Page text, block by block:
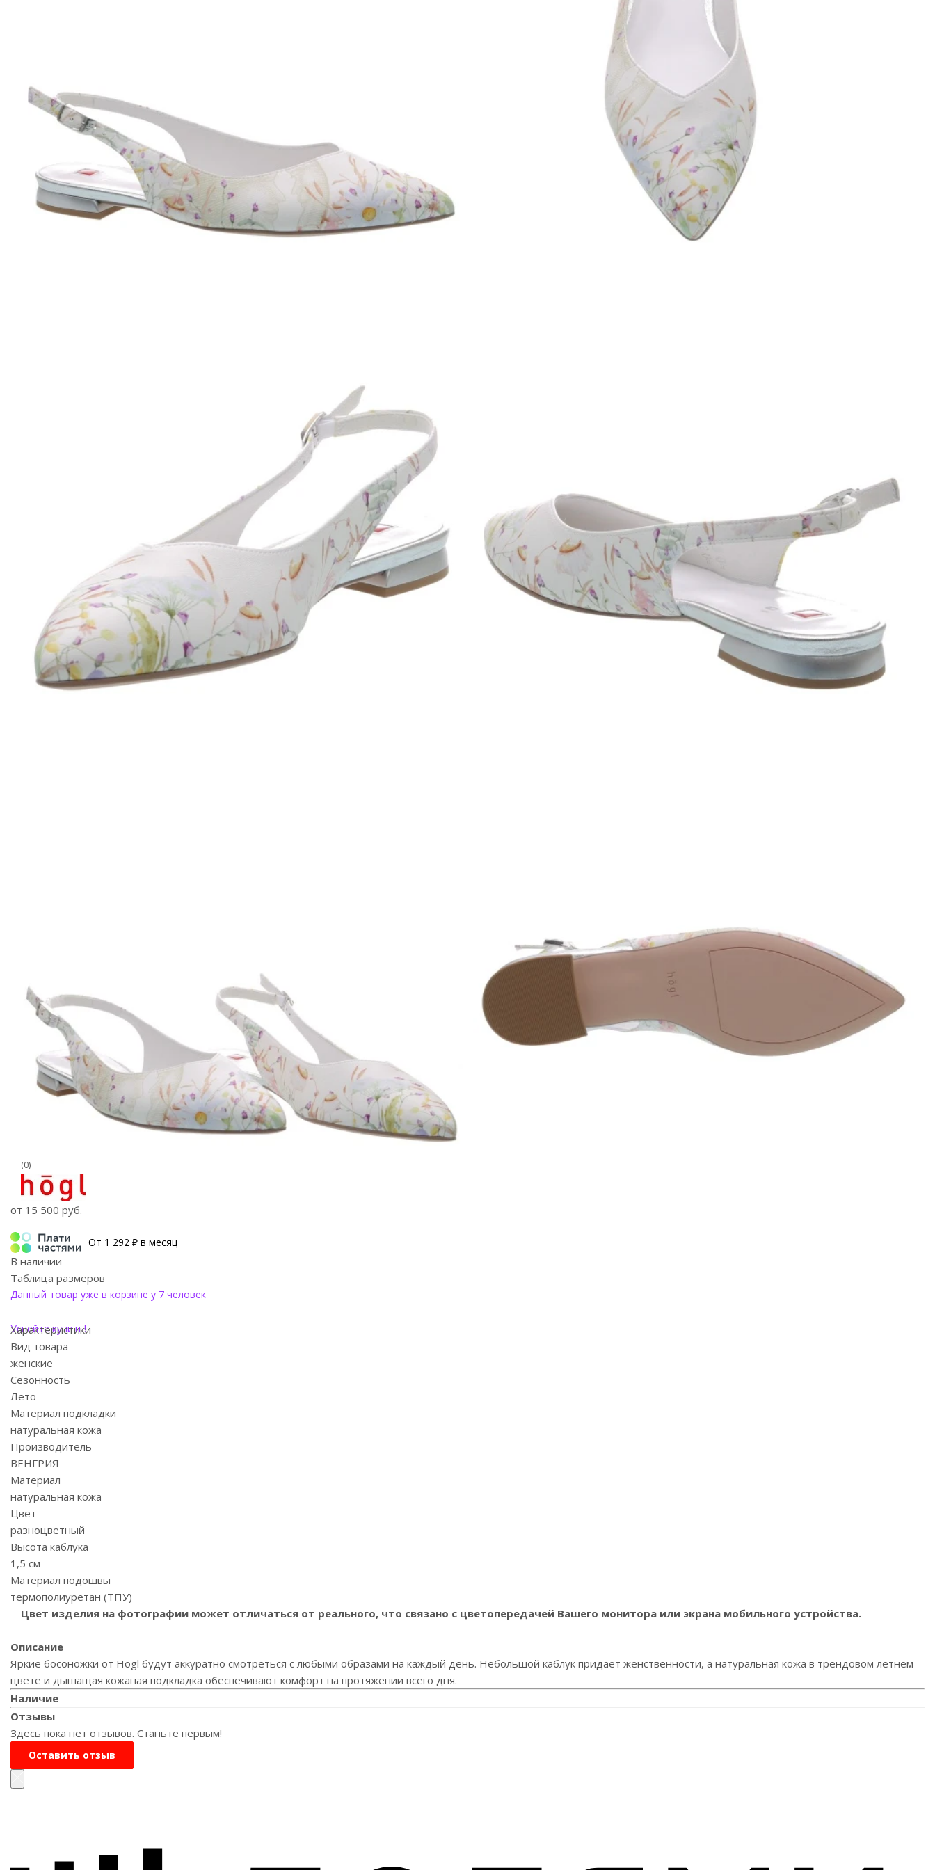
(0)
от 15 500 руб.
От 1 292 ₽ в месяц
В наличии
Таблица размеров
Данный товар уже в корзине у 7 человек
Успейте купить!
Характеристики
Вид товара
женские
Сезонность
Лето
Материал подкладки
натуральная кожа
Производитель
ВЕНГРИЯ
Материал
натуральная кожа
Цвет
разноцветный
Высота каблука
1,5 см
Материал подошвы
термополиуретан (ТПУ)
Цвет изделия на фотографии может отличаться от реального, что связано с цветопередачей Вашего монитора или экрана мобильного устройства.
Описание
Яркие босоножки от Hogl будут аккуратно смотреться с любыми образами на каждый день. Небольшой каблук придает женственности, а натуральная кожа в трендовом летнем
цвете и дышащая кожаная подкладка обеспечивают комфорт на протяжении всего дня.
Наличие
Отзывы
Здесь пока нет отзывов. Станьте первым!
Оставить отзыв